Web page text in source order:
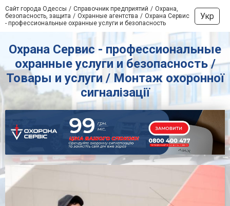
Сайт города Одессы Справочник предприятий
Охрана,
безопасность, защита
Охранные агентства
Охрана Сервис
- профессиональные охранные услуги и безопасность
Укр
Охрана Сервис - профессиональные
охранные услуги и безопасность /
Товары и услуги / Монтаж охоронної
сигналізації